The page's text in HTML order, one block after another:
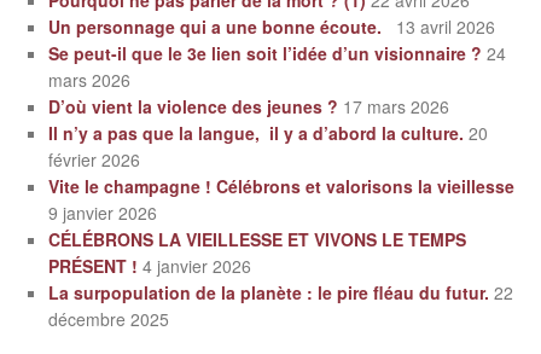
Un personnage qui a une bonne écoute.
13 avril 2026
Se peut-il que le 3e lien soit l’idée d’un visionnaire ? 24
mars 2026
D’où vient la violence des jeunes ? 17 mars 2026
Il n’y a pas que la langue, il y a d’abord la culture. 20
février 2026
Vite le champagne ! Célébrons et valorisons la vieillesse
9 janvier 2026
CÉLÉBRONS LA VIEILLESSE ET VIVONS LE TEMPS
PRÉSENT ! 4 janvier 2026
La surpopulation de la planète : le pire fléau du futur. 22
décembre 2025